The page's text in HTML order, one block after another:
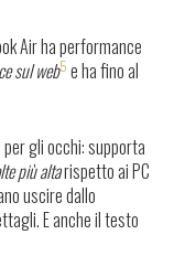
Air ha performance
sul web5 e ha fino al
gli occhi: supporta
più altarispetto ai PC
uscire dallo
E anche il testo